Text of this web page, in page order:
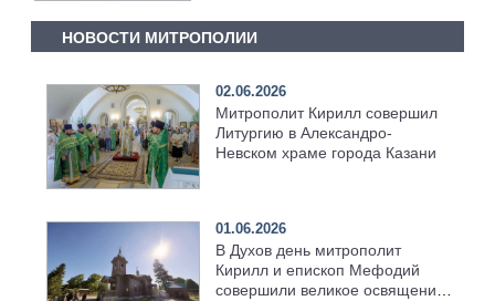
НОВОСТИ МИТРОПОЛИИ
02.06.2026
Митрополит Кирилл совершил
Литургию в Александро-
Невском храме города Казани
01.06.2026
В Духов день митрополит
Кирилл и епископ Мефодий
совершили великое освящение